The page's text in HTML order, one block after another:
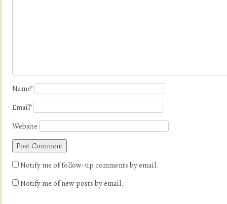
Name*
Email*
Website
Notify me of follow-up comments by email.
Notify me of new posts by email.